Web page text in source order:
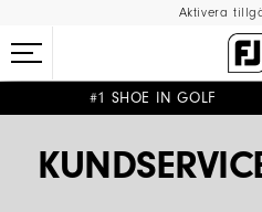
Aktivera
#1 SHOE IN GOLF